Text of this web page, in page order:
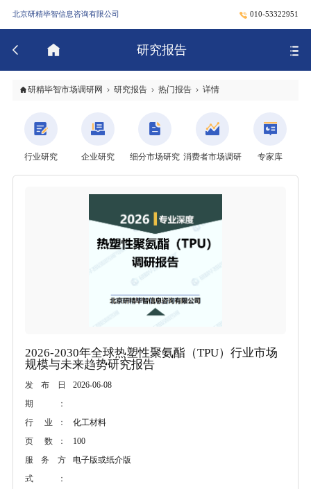
北京研精毕智信息咨询有限公司 010-53322951
研究报告
研精毕智市场调研网 研究报告 热门报告 详情
行业研究 企业研究 细分市场研究 消费者市场调研 专家库
2026-2030年全球热塑性聚氨酯（TPU）行业市场
规模与未来趋势研究报告
发布日
期：
2026-06-08
行 业：
化工材料
页 数：
100
服务方
式：
电子版或纸介版